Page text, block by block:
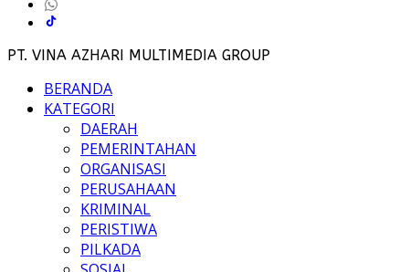
PT. VINA AZHARI MULTIMEDIA GROUP
BERANDA
KATEGORI
DAERAH
PEMERINTAHAN
ORGANISASI
PERUSAHAAN
KRIMINAL
PERISTIWA
PILKADA